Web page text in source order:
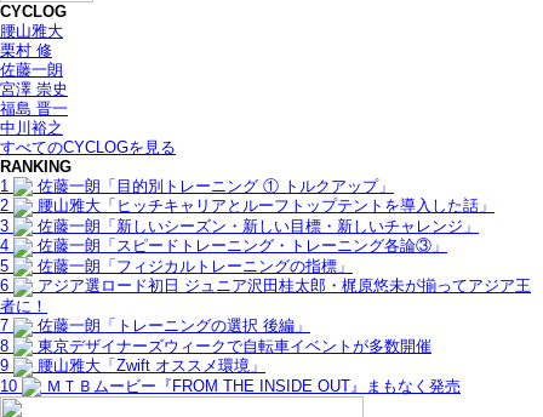
CYCLOG
腰山雅大
栗村 修
佐藤一朗
宮澤 崇史
福島 晋一
中川裕之
すべてのCYCLOGを見る
RANKING
1
佐藤一朗「目的別トレーニング ① トルクアップ」
2
腰山雅大「ヒッチキャリアとルーフトップテントを導入した話」
3
佐藤一朗「新しいシーズン・新しい目標・新しいチャレンジ」
4
佐藤一朗「スピードトレーニング・トレーニング各論③」
5
佐藤一朗「フィジカルトレーニングの指標」
6
アジア選ロード初日 ジュニア沢田桂太郎・梶原悠未が揃ってアジア王
者に！
7
佐藤一朗「トレーニングの選択 後編」
8
東京デザイナーズウィークで自転車イベントが多数開催
9
腰山雅大「Zwift オススメ環境」
10
ＭＴＢムービー『FROM THE INSIDE OUT』まもなく発売